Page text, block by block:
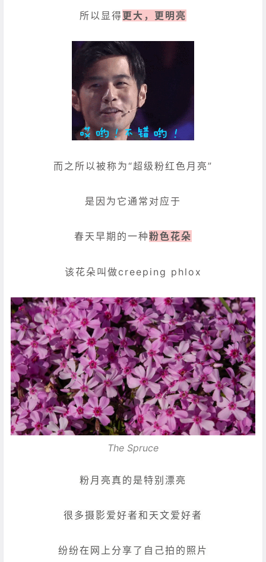
所以显 得更大，更明亮
而之所以被称为“超级粉红色月亮”
是因为它通常对应于
春天早期的一种粉色花朵
该花朵叫做creeping phlox
The Spruce
粉月亮真的是特别漂亮
很多摄影爱好者和天文爱好者
纷纷在网上分享了自己拍的照片